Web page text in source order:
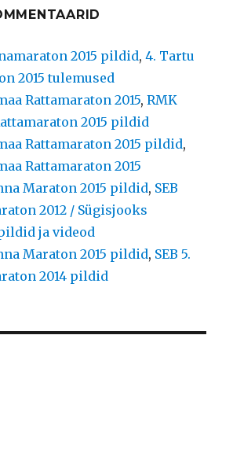
2015 pildid,4. Tartu
2015 tulemused
Rattamaraton 2015,RMK
2015 pildid
Rattamaraton 2015 pildid,
Rattamaraton 2015
Maraton 2015 pildid, SEB
2012 / Sügisjooks
ja videod
Maraton 2015 pildid, SEB 5.
2014 pildid